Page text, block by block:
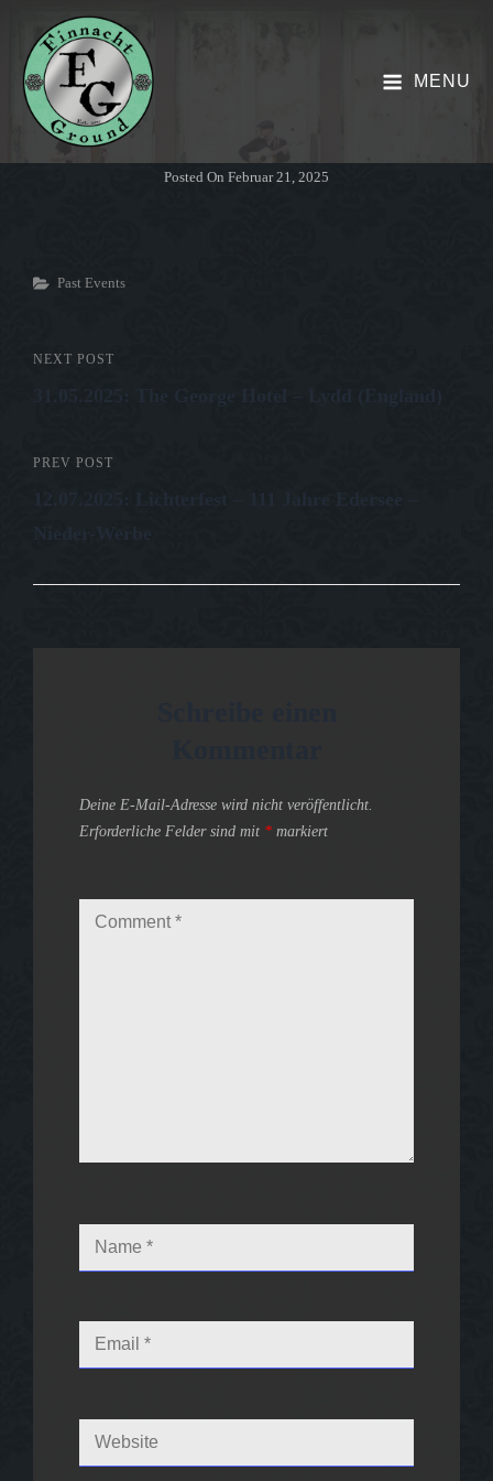
MENU
Posted On Februar 21, 2025
Categories
Past Events
Beitrags-
Previous
PREV POST
Next
NEXT POST
Deine E-Mail-Adresse wird nicht veröffentlicht.
Erforderliche Felder sind mit * markiert